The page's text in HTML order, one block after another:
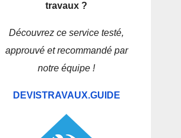
travaux ?
Découvrez ce service testé,
approuvé et recommandé par
notre équipe !
DEVISTRAVAUX.GUIDE